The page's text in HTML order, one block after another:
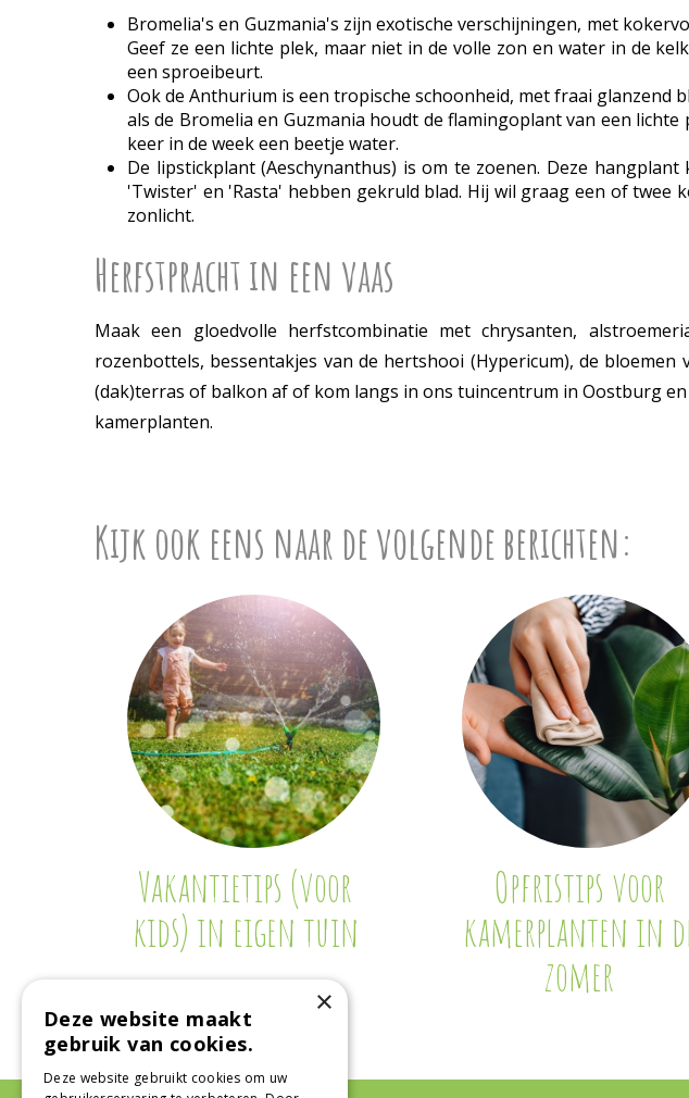
Bromelia's en Guzmania's zijn exotische verschijningen, met
Geef ze een lichte plek, maar niet in de volle zon en water in de
een sproeibeurt.
Ook de Anthurium is een tropische schoonheid, met fraai
als de Bromelia en Guzmania houdt de flamingoplant van een
keer in de week een beetje water.
De lipstickplant (Aeschynanthus) is om te zoenen. Deze
'Twister' en 'Rasta' hebben gekruld blad. Hij wil graag een of
zonlicht.
Herfstpracht in een vaas
Maak een gloedvolle herfstcombinatie met chrysanten,
rozenbottels, bessentakjes van de hertshooi (Hypericum), de
(dak)terras of balkon af of kom langs in ons tuincentrum in Oostburg
kamerplanten.
Kijk ook eens naar de volgende berichten:
Vakantietips (voor
kids) in eigen tuin
Opfristips voor
kamerplanten in
zomer
×
Deze website maakt
gebruik van cookies.
Deze website gebruikt cookies om uw